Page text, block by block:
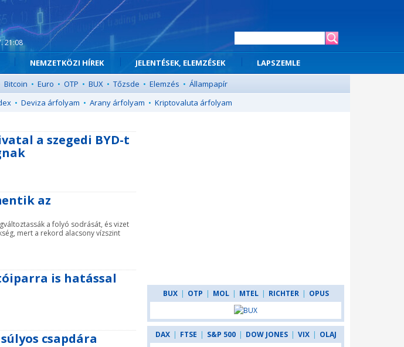
21:08
NEMZETKÖZI HÍREK JELENTÉSEK, ELEMZÉSEK
LAPSZEMLE
Bitcoin • Euro • OTP • BUX • Tőzsde • Elemzés • Állampapír
• Deviza árfolyam • Arany árfolyam • Kriptovaluta árfolyam
a szegedi BYD-t
az
a folyó sodrását, és vizet
mert a rekord alacsony vízszint
is hatással
csapdára
BUX | OTP | MOL | MTEL | RICHTER | OPUS
DAX | FTSE | S&P 500 | DOW JONES | VIX | OLAJ